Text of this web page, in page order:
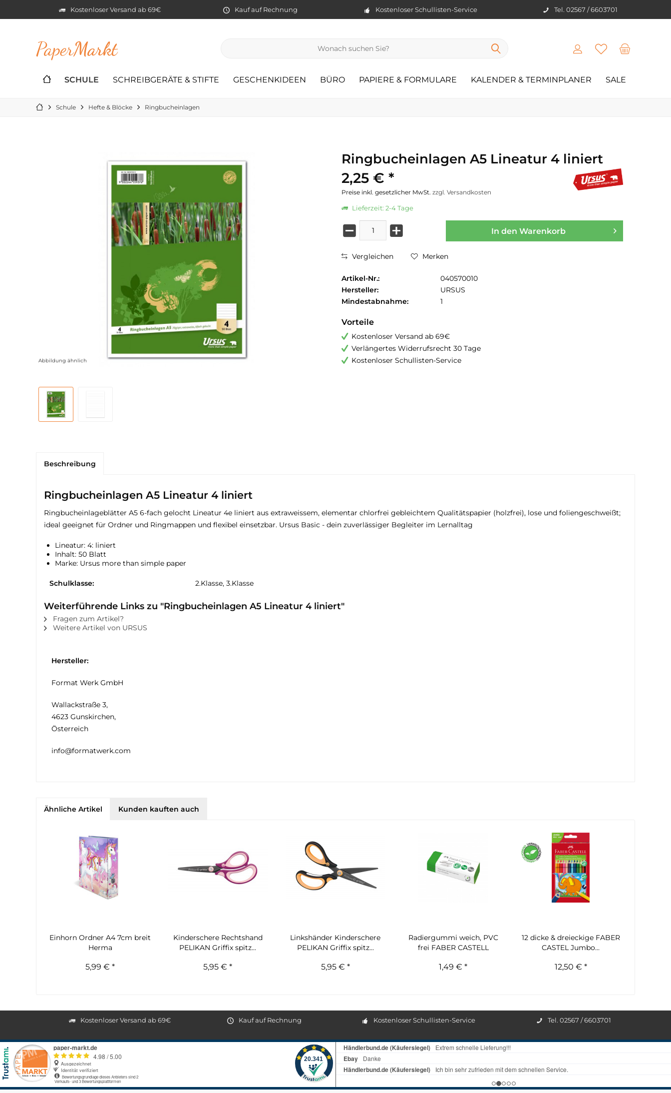
Kostenloser Versand ab 69€ Kauf auf Rechnung Kostenloser Schullisten-Service Tel. 02567 / 6603701
PaperMarkt
SCHULE SCHREIBGERÄTE & STIFTE GESCHENKIDEEN BÜRO PAPIERE & FORMULARE KALENDER & TERMINPLANER SALE
Schule Hefte & Blöcke Ringbucheinlagen
Abbildung ähnlich
Ringbucheinlagen A5 Lineatur 4 liniert
2,25 € *
Preise inkl. gesetzlicher MwSt. zzgl. Versandkosten
Lieferzeit: 2-4 Tage
In den Warenkorb
Vergleichen Merken
Artikel-Nr.:
040570010
Hersteller:
URSUS
Mindestabnahme:
1
Vorteile
Kostenloser Versand ab 69€
Verlängertes Widerrufsrecht 30 Tage
Kostenloser Schullisten-Service
Beschreibung
Ringbucheinlagen A5 Lineatur 4 liniert
Ringbucheinlageblätter A5 6-fach gelocht Lineatur 4e liniert aus extraweissem, elementar chlorfrei gebleichtem Qualitätspapier (holzfrei), lose und foliengeschweißt;
ideal geeignet für Ordner und Ringmappen und flexibel einsetzbar. Ursus Basic - dein zuverlässiger Begleiter im Lernalltag
Lineatur: 4: liniert
Inhalt: 50 Blatt
Marke: Ursus more than simple paper
Schulklasse: 2.Klasse, 3.Klasse
Weiterführende Links zu "Ringbucheinlagen A5 Lineatur 4 liniert"
Fragen zum Artikel?
Weitere Artikel von URSUS
Hersteller:
Format Werk GmbH
Wallackstraße 3,
4623 Gunskirchen,
Österreich
info@formatwerk.com
Ähnliche Artikel Kunden kauften auch
Einhorn Ordner A4 7cm breit
Herma
5,99 € *
Kinderschere Rechtshand
PELIKAN Griffix spitz...
5,95 € *
Linkshänder Kinderschere
PELIKAN Griffix spitz...
5,95 € *
Radiergummi weich, PVC
frei FABER CASTELL
1,49 € *
12 dicke & dreieckige FABER
CASTEL Jumbo...
12,50 € *
Kostenloser Versand ab 69€ Kauf auf Rechnung Kostenloser Schullisten-Service Tel. 02567 / 6603701